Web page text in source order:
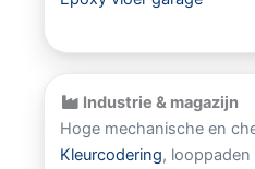
Industrie & magazijn
Hoge mechanische en
Kleurcodering, looppaden